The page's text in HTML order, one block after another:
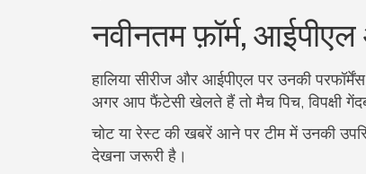
नवीनतम फ़ॉर्म,
हालिया सीरीज और आईपीएल पर उनकी
अगर आप फैंटेसी खेलते हैं तो मैच पिच, विपक्षी
चोट या रेस्ट की खबरें आने पर टीम में उनकी
देखना जरूरी है।